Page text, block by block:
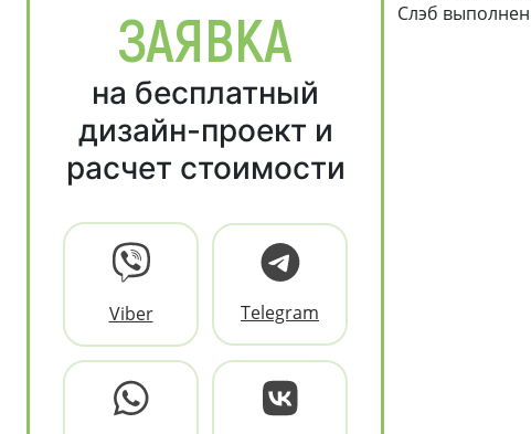
ЗАЯВКА
на бесплатный
дизайн-проект и
расчет стоимости
Viber Telegram
Слэб